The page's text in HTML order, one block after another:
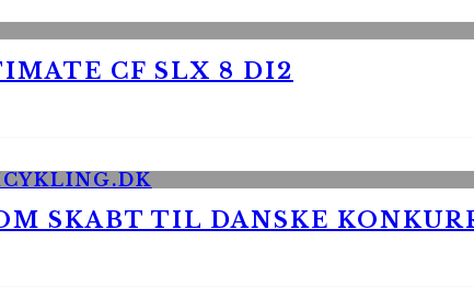
CF SLX 8 DI2
SKABT TIL DANSKE